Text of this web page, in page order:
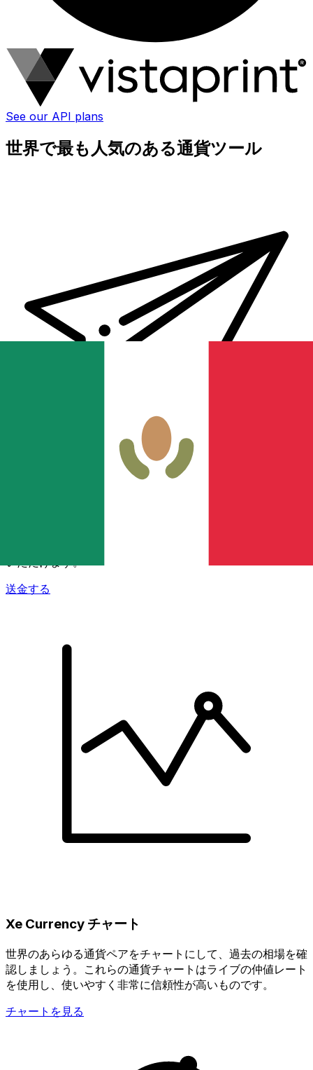
See our API plans
世界で最も人気のある通貨ツール
送金する
Xe Currency チャート
世界のあらゆる通貨ペアをチャートにして、過去の相場を確
認しましょう。これらの通貨チャートはライブの仲値レート
を使用し、使いやすく非常に信頼性が高いものです。
チャートを見る